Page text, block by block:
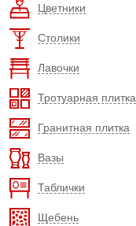
Цветники
Столики
Лавочки
Тротуарная плитка
Гранитная плитка
Вазы
Таблички
Щебень